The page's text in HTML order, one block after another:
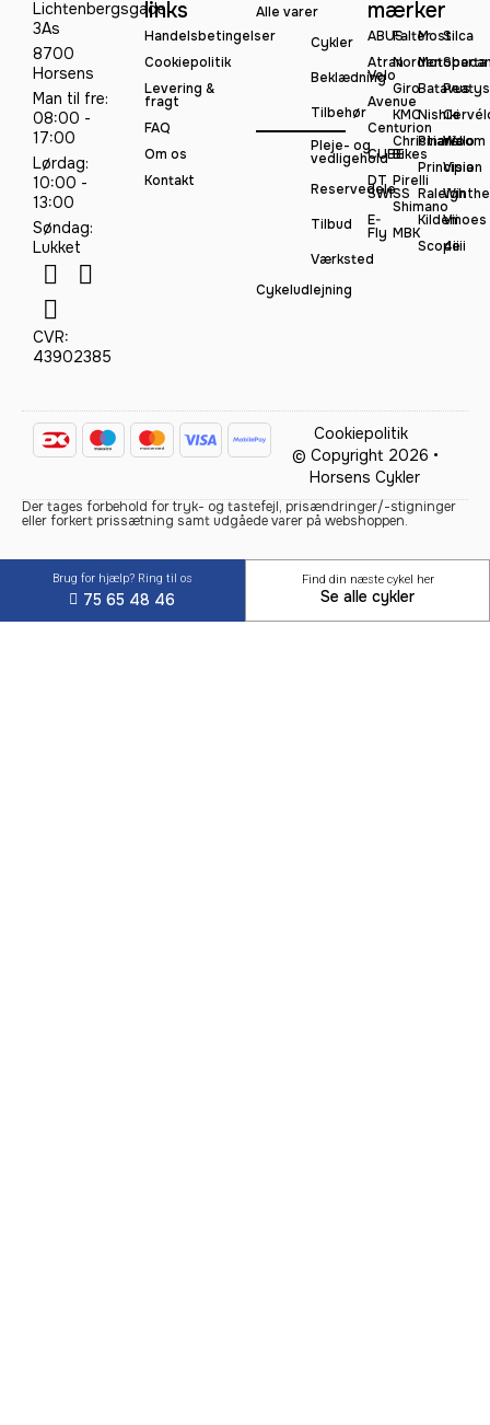
Lichtenbergsgade
3As
8700
Horsens
Man til fre:
08:00 -
17:00
Lørdag:
10:00 -
13:00
Søndag:
Lukket
CVR:
43902385
links
Handelsbetingelser
Cookiepolitik
Levering &
fragt
FAQ
Om os
Kontakt
Alle varer
Cykler
Beklædning
Tilbehør
Pleje- og
vedligehold
Reservedele
Tilbud
Værksted
Cykeludlejning
mærker
ABUS
Atran
Velo
Avenue
Centurion
CUBE
DT
SWISS
E-
Fly
Falter
Norden
Giro
KMC
Christiania
Bikes
Pirelli
Shimano
MBK
Most
Batavus
Nishiki
Pinarello
Principia
Raleigh
Kildemoes
Scope
Silca
Sparta
Peatys
Woom
Vision
Vii
4iiii
Cookiepolitik
© Copyright 2026 •
Horsens Cykler
Der tages forbehold for tryk- og tastefejl, prisændringer/-stigninger
eller forkert prissætning samt udgåede varer på webshoppen.
Brug for hjælp? Ring til os
75 65 48 46
Find din næste cykel her
Se alle cykler